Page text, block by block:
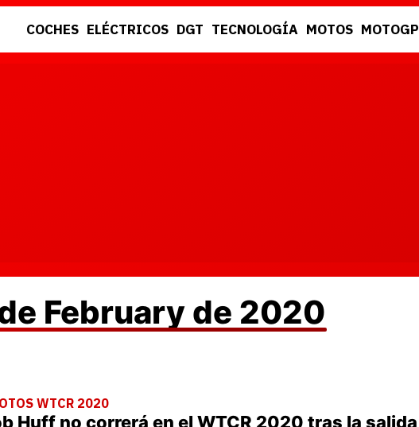
COCHES ELÉCTRICOS DGT TECNOLOGÍA MOTOS MOTOGP
February de 2020
WTCR 2020
Huff no correrá en el WTCR 2020 tras la salida